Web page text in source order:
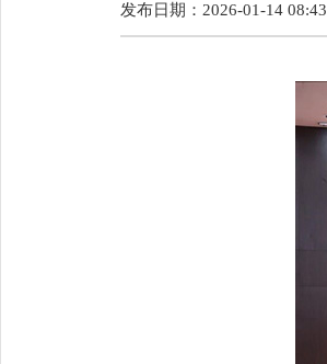
发布日期：2026-01-14 08:43